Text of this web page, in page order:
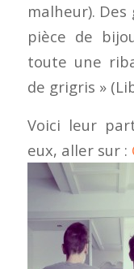
malheur).
pièce de
toute une
de grigris »
Voici leur
eux, aller sur :